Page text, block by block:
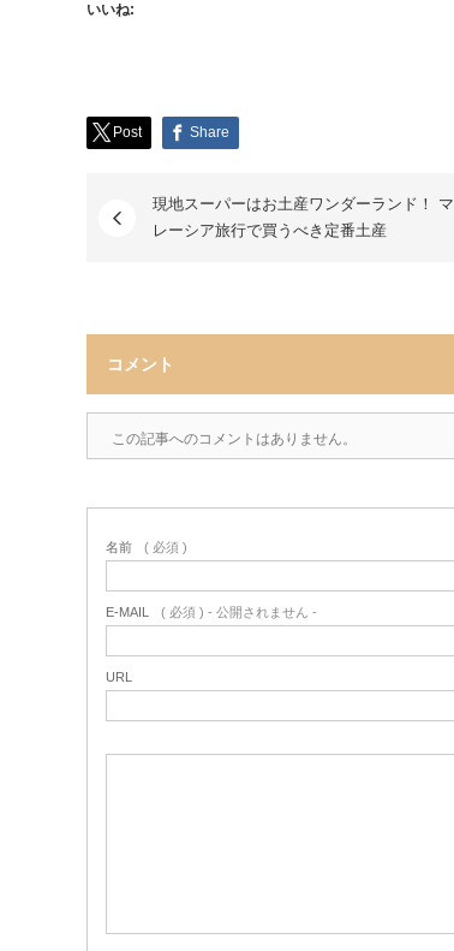
いいね:
Post Share
現地スーパーはお土産ワンダーランド！ マ
レーシア旅行で買うべき定番土産
コメント
この記事へのコメントはありません。
名前 ( 必須 )
E-MAIL ( 必須 ) - 公開されません -
URL